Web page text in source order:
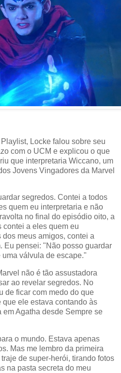
Locke falou sobre seu
com o UCM e explicou o que
que interpretaria Wiccano, um
Jovens Vingadores da Marvel
segredos. Contei a todos
quem eu interpretaria e não
no final do episódio oito, a
contei a eles quem eu
meus amigos, contei a
Eu pensei: "Não posso guardar
válvula de escape."
não é tão assustadora
ao revelar segredos. No
de ficar com medo do que
ele estava contando às
Agatha desde Sempre se
o mundo. Estava apenas
Mas me lembro da primeira
de super-herói, tirando fotos
na pasta secreta do meu